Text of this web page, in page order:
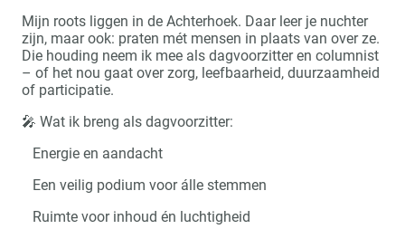
Mijn roots liggen in de Achterhoek. Daar leer je nuchter
zijn, maar ook: praten mét mensen in plaats van over ze.
Die houding neem ik mee als dagvoorzitter en columnist
– of het nou gaat over zorg, leefbaarheid, duurzaamheid
of participatie.
🎤 Wat ik breng als dagvoorzitter:
Energie en aandacht
Een veilig podium voor álle stemmen
Ruimte voor inhoud én luchtigheid